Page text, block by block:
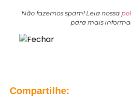
Não fazemos spam! Leia nossa
para mais
Compartilhe: